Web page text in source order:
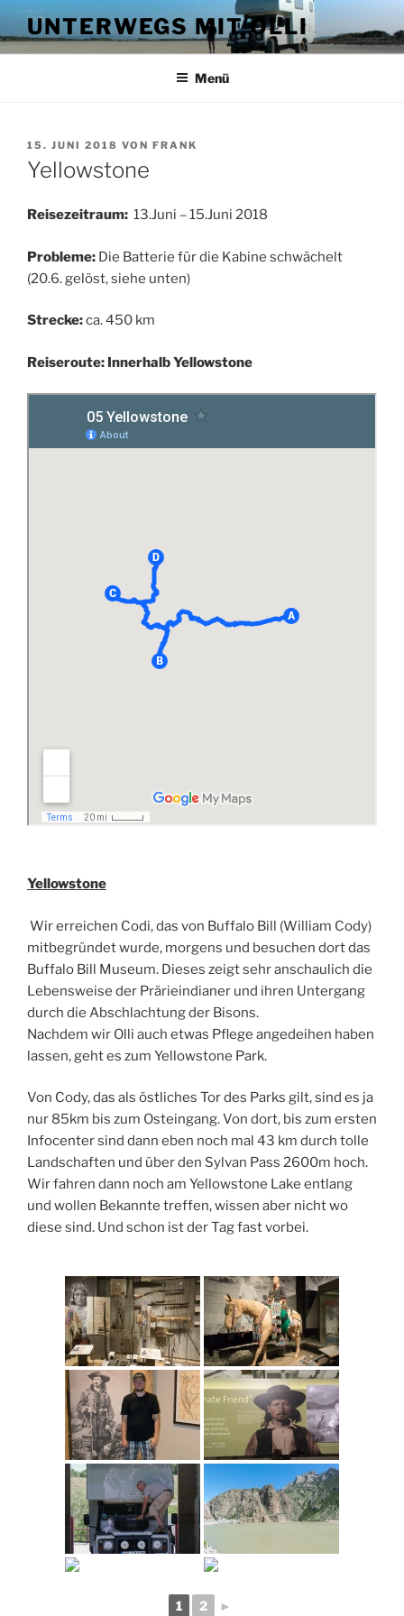
Inhalt
springen
UNTERWEGS MIT OLLI
Menü
VERÖFFENTLICHT
AM
15. JUNI 2018 VON FRANK
Yellowstone
Reisezeitraum: 13.Juni – 15.Juni 2018
Probleme: Die Batterie für die Kabine schwächelt
(20.6. gelöst, siehe unten)
Strecke:ca. 450 km
Reiseroute: Innerhalb Yellowstone
Yellowstone
Wir erreichen Codi, das von Buffalo Bill (William Cody)
mitbegründet wurde, morgens und besuchen dort das
Buffalo Bill Museum. Dieses zeigt sehr anschaulich die
Lebensweise der Prärieindianer und ihren Untergang
durch die Abschlachtung der Bisons.
Nachdem wir Olli auch etwas Pflege angedeihen haben
lassen, geht es zum Yellowstone Park.
Von Cody, das als östliches Tor des Parks gilt, sind es ja
nur 85km bis zum Osteingang. Von dort, bis zum ersten
Infocenter sind dann eben noch mal 43 km durch tolle
Landschaften und über den Sylvan Pass 2600m hoch.
Wir fahren dann noch am Yellowstone Lake entlang
und wollen Bekannte treffen, wissen aber nicht wo
diese sind. Und schon ist der Tag fast vorbei.
1 2 ►